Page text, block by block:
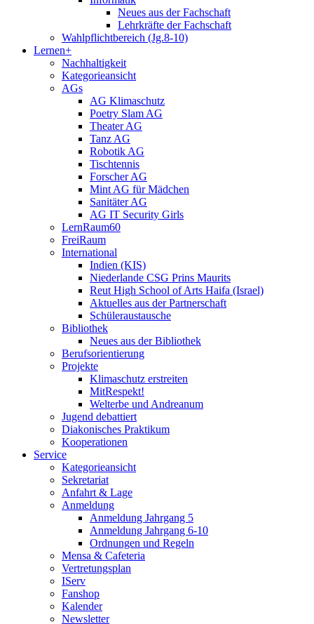
Neues aus der Fachschaft
Lehrkräfte der Fachschaft
Wahlpflichtbereich (Jg.8-10)
Lernen+
Nachhaltigkeit
Kategorieansicht
AGs
AG Klimaschutz
Poetry Slam AG
Theater AG
Tanz AG
Robotik AG
Tischtennis
Forscher AG
Mint AG für Mädchen
Sanitäter AG
AG IT Security Girls
LernRaum60
FreiRaum
International
Indien (KIS)
Niederlande CSG Prins Maurits
Reut High School of Arts Haifa (Israel)
Aktuelles aus der Partnerschaft
Schüleraustausche
Bibliothek
Neues aus der Bibliothek
Berufsorientierung
Projekte
Klimaschutz erstreiten
MitRespekt!
Welterbe und Andreanum
Jugend debattiert
Diakonisches Praktikum
Kooperationen
Service
Kategorieansicht
Sekretariat
Anfahrt & Lage
Anmeldung
Anmeldung Jahrgang 5
Anmeldung Jahrgang 6-10
Ordnungen und Regeln
Mensa & Cafeteria
Vertretungsplan
IServ
Fanshop
Kalender
Newsletter